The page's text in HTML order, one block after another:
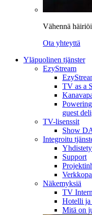
Vähennä
Ota yhteyttä
Yläpuolinen tjänster
EzyStream
TV as a
Powering
guest
TV-lisenssit
Show
Integroitu
Support
Näkemyksiä
TV
Hotelli
Mitä on